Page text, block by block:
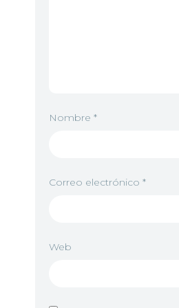
Nombre *
Correo electrónico *
Web